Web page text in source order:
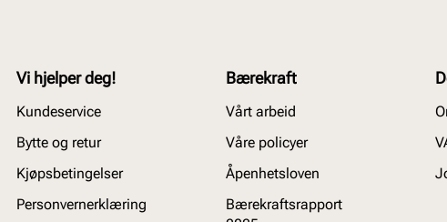
Vi hjelper deg!
Kundeservice
Bytte og retur
Kjøpsbetingelser
Personvernerklæring
Bærekraft
Vårt arbeid
Våre policyer
Åpenhetsloven
Bærekraftsrapport